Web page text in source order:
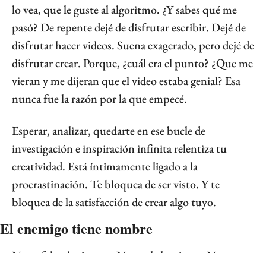
lo vea, que le guste al algoritmo. ¿Y sabes qué me
pasó? De repente dejé de disfrutar escribir. Dejé de
disfrutar hacer videos. Suena exagerado, pero dejé de
disfrutar crear. Porque, ¿cuál era el punto? ¿Que me
vieran y me dijeran que el video estaba genial? Esa
nunca fue la razón por la que empecé.
Esperar, analizar, quedarte en ese bucle de
investigación e inspiración infinita relentiza tu
creatividad. Está íntimamente ligado a la
procrastinación. Te bloquea de ser visto. Y te
bloquea de la satisfacción de crear algo tuyo.
El enemigo tiene nombre